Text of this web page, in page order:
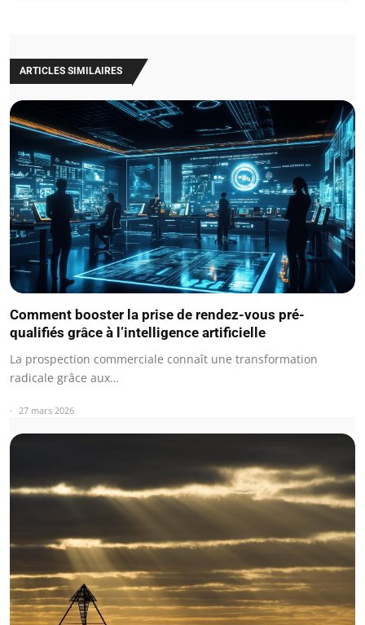
ARTICLES SIMILAIRES
Comment booster la prise de rendez-vous pré-
qualifiés grâce à l’intelligence artificielle
La prospection commerciale connaît une transformation
radicale grâce aux…
27 mars 2026